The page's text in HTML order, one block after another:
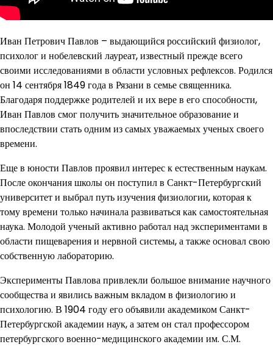
Иван Петрович Павлов – выдающийся российский физиолог,
психолог и нобелевский лауреат, известный прежде всего
своими исследованиями в области условных рефлексов. Родился
он 14 сентября 1849 года в Рязани в семье священника.
Благодаря поддержке родителей и их вере в его способности,
Иван Павлов смог получить значительное образование и
впоследствии стать одним из самых уважаемых ученых своего
времени.
Еще в юности Павлов проявил интерес к естественным наукам.
После окончания школы он поступил в Санкт-Петербургский
университет и выбрал путь изучения физиологии, которая к
тому времени только начинала развиваться как самостоятельная
наука. Молодой ученый активно работал над экспериментами в
области пищеварения и нервной системы, а также основал свою
собственную лабораторию.
Эксперименты Павлова привлекли большое внимание научного
сообщества и явились важным вкладом в физиологию и
психологию. В 1904 году его объявили академиком Санкт-
Петербургской академии наук, а затем он стал профессором
петербургского военно-медицинского академии им. С.М.